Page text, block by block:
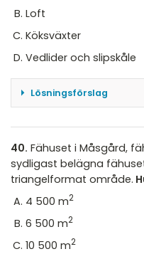
Loft
Köksväxter
Vedlider och slipskåle
Lösningsförslag
hittar vi torvhus (20.)
stuga (2). Med hjälp
ut 40 meter söder ut
motsvarar ett loft,
Svar: B
40. Fähuset i Måsgård,
sydligast belägna
triangelformat område.
4 500 m2
6 500 m2
10 500 m2